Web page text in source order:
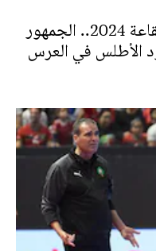
كأس العالم لكرة القدم داخل القاعة 2024.. الجمهور
الأطلس في العرس